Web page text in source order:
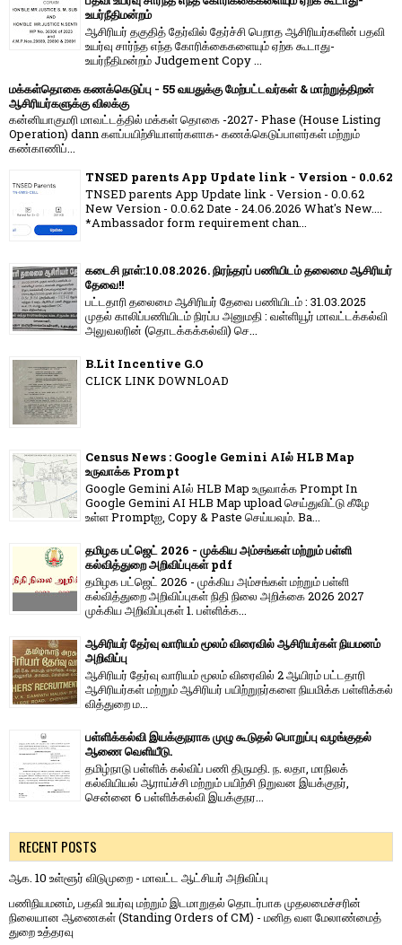
உயர்நீதிமன்றம்
ஆசிரியர் தகுதித் தேர்வில் தேர்ச்சி பெறாத ஆசிரியர்களின் பதவி
உயர்வு சார்ந்த எந்த கோரிக்கைகளையும் ஏற்க கூடாது-
உயர்நீதிமன்றம் Judgement Copy ...
மக்கள்தொகை கணக்கெடுப்பு - 55 வயதுக்கு மேற்பட்டவர்கள் & மாற்றுத்திறன்
ஆசிரியர்களுக்கு விலக்கு
கன்னியாகுமரி மாவட்டத்தில் மக்கள் தொகை -2027- Phase (House Listing
Operation) dann களப்பயிற்சியாளர்களாக- கணக்கெடுப்பாளர்கள் மற்றும்
கண்காணிப்...
TNSED parents App Update link - Version - 0.0.62
TNSED parents App Update link - Version - 0.0.62
New Version - 0.0.62 Date - 24.06.2026 What's New....
*Ambassador form requirement chan...
கடைசி நாள்:10.08.2026. நிரந்தரப் பணியிடம் தலைமை ஆசிரியர்
தேவை!!
பட்டதாரி தலைமை ஆசிரியர் தேவை பணியிடம் : 31.03.2025
முதல் காலிப்பணியிடம் நிரப்ப அனுமதி : வள்ளியூர் மாவட்டக்கல்வி
அலுவலரின் (தொடக்கக்கல்வி) செ...
B.Lit Incentive G.O
CLICK LINK DOWNLOAD
Census News : Google Gemini AIல் HLB Map
உருவாக்க Prompt
Google Gemini AIல் HLB Map உருவாக்க Prompt In
Google Gemini AI HLB Map upload செய்துவிட்டு கீழே
உள்ள Promptஐ, Copy & Paste செய்யவும். Ba...
தமிழக பட்ஜெட் 2026 - முக்கிய அம்சங்கள் மற்றும் பள்ளி
கல்வித்துறை அறிவிப்புகள் pdf
தமிழக பட்ஜெட் 2026 - முக்கிய அம்சங்கள் மற்றும் பள்ளி
கல்வித்துறை அறிவிப்புகள் நிதி நிலை அறிக்கை 2026 2027
முக்கிய அறிவிப்புகள் 1. பள்ளிக்க...
ஆசிரியர் தேர்வு வாரியம் மூலம் விரைவில் ஆசிரியர்கள் நியமனம்
அறிவிப்பு
ஆசிரியர் தேர்வு வாரி​யம் மூலம் விரை​வில் 2 ஆயிரம் பட்​ட​தாரி
ஆசிரியர்​கள் மற்​றும் ஆசிரியர் பயிற்றுநர்​களை நியமிக்க பள்​ளிக்​கல்​
வித்​துறை ம...
பள்ளிக்கல்வி இயக்குநராக முழு கூடுதல் பொறுப்பு வழங்குதல்
ஆணை வெளியீடு.
தமிழ்நாடு பள்ளிக் கல்விப் பணி திருமதி. ந. லதா, மாநிலக்
கல்வியியல் ஆராய்ச்சி மற்றும் பயிற்சி நிறுவன இயக்குநர்,
சென்னை 6 பள்ளிக்கல்வி இயக்குநர...
RECENT POSTS
ஆக. 10 உள்ளூர் விடுமுறை - மாவட்ட ஆட்சியர் அறிவிப்பு
பணிநியமனம், பதவி உயர்வு மற்றும் இடமாறுதல் தொடர்பாக முதலமைச்சரின்
நிலையான ஆணைகள் (Standing Orders of CM) - மனித வள மேலாண்மைத்
துறை உத்தரவு